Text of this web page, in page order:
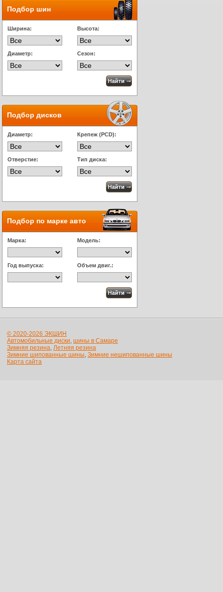
Подбор шин
Ширина: Высота:
Диаметр: Сезон:
Подбор дисков
Диаметр: Крепеж (PCD):
Отверстие: Тип диска:
Подбор по марке авто
Марка: Модель:
Год выпуска: Объем двиг.:
© 2020-2026 ЭКШИН
Автомобильные диски, шины в Самаре
Зимняя резина, Летняя резина
Зимние шипованные шины, Зимние нешипованные шины
Карта сайта